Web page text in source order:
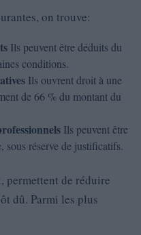
on trouve:
Ils peuvent être déduits du
conditions.
Ils ouvrent droit à une
de 66 % du montant du
Ils peuvent être
sous réserve de justificatifs.
permettent de réduire
dû. Parmi les plus